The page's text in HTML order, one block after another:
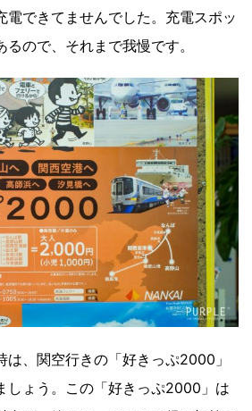
電できてませんでした。充電スポッ
るので、それまで我慢です。
は、関空行きの「好きっぷ2000」
しょう。この「好きっぷ2000」は